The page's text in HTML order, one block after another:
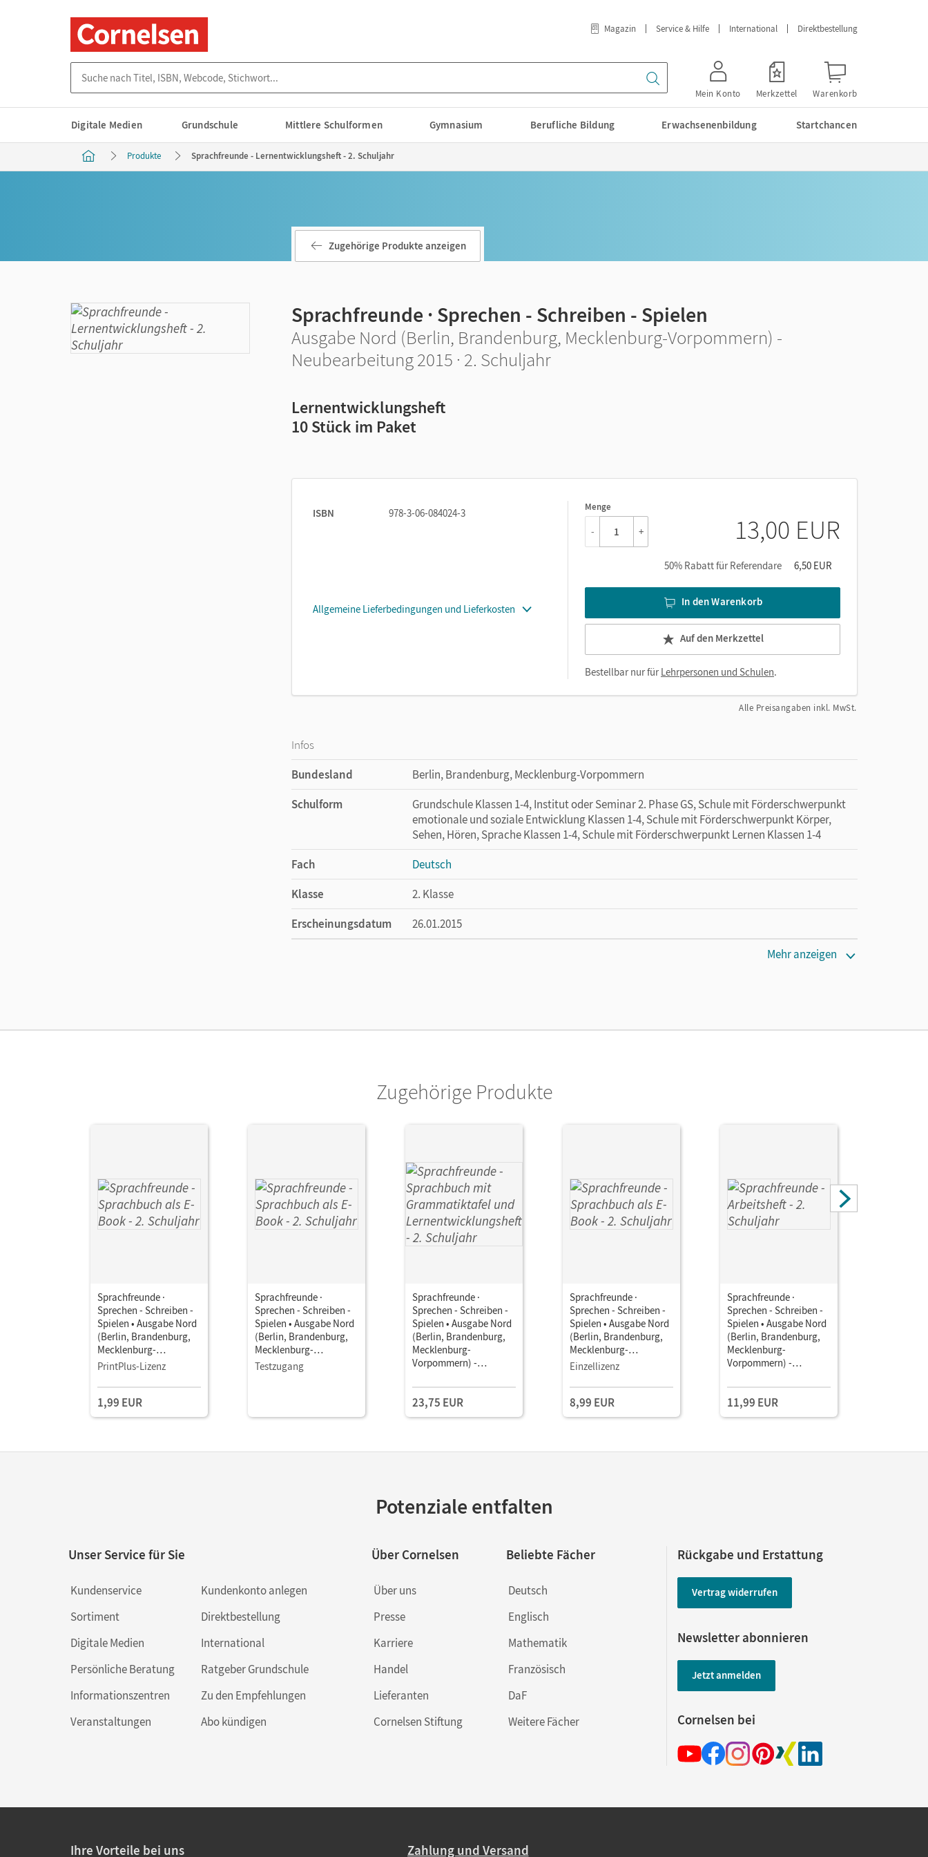
Magazin Service & Hilfe International Direktbestellung
Mein Konto Merkzettel Warenkorb
Digitale Medien Grundschule Mittlere Schulformen Gymnasium Berufliche Bildung Erwachsenenbildung Startchancen
Produkte Sprachfreunde - Lernentwicklungsheft - 2. Schuljahr
Zugehörige Produkte anzeigen
Sprachfreunde · Sprechen - Schreiben - Spielen
Ausgabe Nord (Berlin, Brandenburg, Mecklenburg-Vorpommern) -
Neubearbeitung 2015 · 2. Schuljahr
Lernentwicklungsheft
10 Stück im Paket
ISBN 978-3-06-084024-3
Allgemeine Lieferbedingungen und Lieferkosten
Menge
1
- + 13,00 EUR
50% Rabatt für Referendare 6,50 EUR
In den Warenkorb
Auf den Merkzettel
Bestellbar nur fürLehrpersonen und Schulen.
Alle Preisangaben inkl. MwSt.
Infos
Bundesland
Berlin, Brandenburg, Mecklenburg-Vorpommern
Schulform
Grundschule Klassen 1-4, Institut oder Seminar 2. Phase GS, Schule mit Förderschwerpunkt
emotionale und soziale Entwicklung Klassen 1-4, Schule mit Förderschwerpunkt Körper,
Sehen, Hören, Sprache Klassen 1-4, Schule mit Förderschwerpunkt Lernen Klassen 1-4
Fach
Deutsch
Klasse
2. Klasse
Erscheinungsdatum
26.01.2015
Mehr anzeigen
Zugehörige Produkte
Sprachfreunde ·
Sprechen - Schreiben -
Spielen • Ausgabe Nord
(Berlin, Brandenburg,
Mecklenburg-
Vorpommern) -
2. Schuljahr •
Sprachbuch als E-Book
PrintPlus-Lizenz
1,99 EUR
Sprachfreunde ·
Sprechen - Schreiben -
Spielen • Ausgabe Nord
(Berlin, Brandenburg,
Mecklenburg-
Vorpommern) -
Neubearbeitung 2015 ·
Testzugang
Sprachfreunde ·
Sprechen - Schreiben -
Spielen • Ausgabe Nord
(Berlin, Brandenburg,
Mecklenburg-
Vorpommern) -
2. Schuljahr •
Sprachbuch mit
Grammatiktafel und
23,75 EUR
Sprachfreunde ·
Sprechen - Schreiben -
Spielen • Ausgabe Nord
(Berlin, Brandenburg,
Mecklenburg-
Vorpommern) -
2. Schuljahr •
Sprachbuch als E-Book
Einzellizenz
8,99 EUR
Sprachfreunde ·
Sprechen - Schreiben -
Spielen • Ausgabe Nord
(Berlin, Brandenburg,
Mecklenburg-
Vorpommern) -
2. Schuljahr •
Arbeitsheft
Schulausgangsschrift
11,99 EUR
Potenziale entfalten
Unser Service für Sie
Kundenservice
Sortiment
Digitale Medien
Persönliche Beratung
Informationszentren
Veranstaltungen
Kundenkonto anlegen
Direktbestellung
International
Ratgeber Grundschule
Zu den Empfehlungen
Abo kündigen
Über Cornelsen
Über uns
Presse
Karriere
Handel
Lieferanten
Cornelsen Stiftung
Beliebte Fächer
Deutsch
Englisch
Mathematik
Französisch
DaF
Weitere Fächer
Rückgabe und Erstattung
Vertrag widerrufen
Newsletter abonnieren
Jetzt anmelden
Cornelsen bei
Ihre Vorteile bei uns Zahlung und Versand